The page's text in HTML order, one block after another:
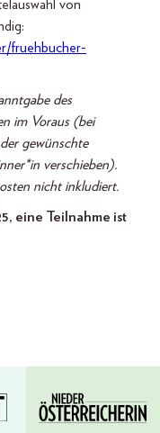
von
fruehbucher-
des
im Voraus (bei
gewünschte
verschieben).
nicht inkludiert.
eine Teilnahme ist